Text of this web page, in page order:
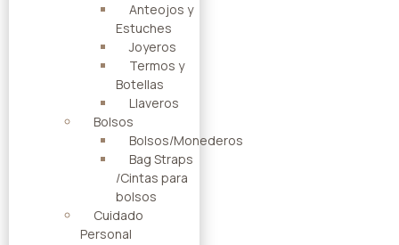
Anteojos y
Estuches
Joyeros
Termos y
Botellas
Llaveros
Bolsos
Bolsos/Monederos
Bag Straps
/Cintas para
bolsos
Cuidado
Personal